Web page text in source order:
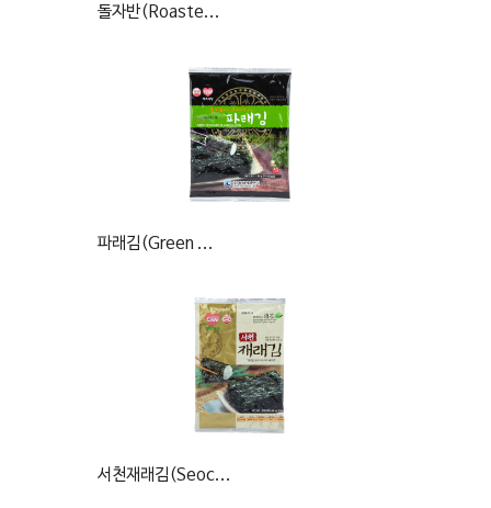
돌자반(Roaste...
파래김(Green ...
서천재래김(Seoc...